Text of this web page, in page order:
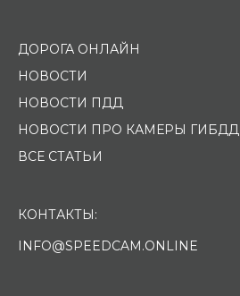
ДОРОГА ОНЛАЙН
НОВОСТИ
НОВОСТИ ПДД
НОВОСТИ ПРО КАМЕРЫ ГИБДД
ВСЕ СТАТЬИ
КОНТАКТЫ:
INFO@SPEEDCAM.ONLINE